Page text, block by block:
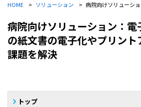
HOME > ソリューション > 病院向けソリューシ
病院向けソリューション：
の紙文書の電子化やプリント
課題を解決
トップ